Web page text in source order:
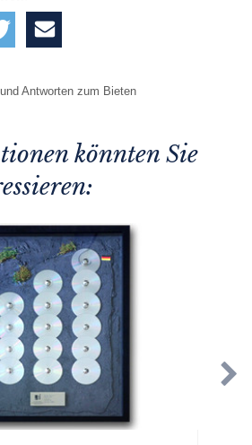
Antworten zum Bieten
könnten Sie